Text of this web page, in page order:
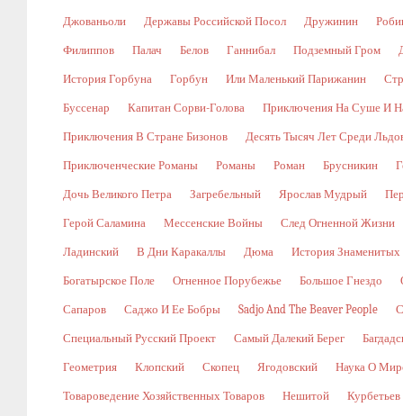
Джованьоли Державы Российской Посол Дружинин
Филиппов Палач Белов Ганнибал Подземный Гром
История Горбуна Горбун Или Маленький Парижанин
Буссенар Капитан Сорви-Голова Приключения На Суше И
Приключения В Стране Бизонов Десять Тысяч Лет Среди
Приключенческие Романы Романы Роман Брусникин
Дочь Великого Петра Загребельный Ярослав Мудрый
Герой Саламина Мессенские Войны След Огненной Жизни
Ладинский В Дни Каракаллы Дюма История Знаменитых
Богатырское Поле Огненное Порубежье Большое Гнездо
Сапаров Саджо И Ее Бобры Sadjo And The Beaver People
Специальный Русский Проект Самый Далекий Берег
Геометрия Клопский Скопец Ягодовский Наука О
Товароведение Хозяйственных Товаров Нешитой Курбетьев